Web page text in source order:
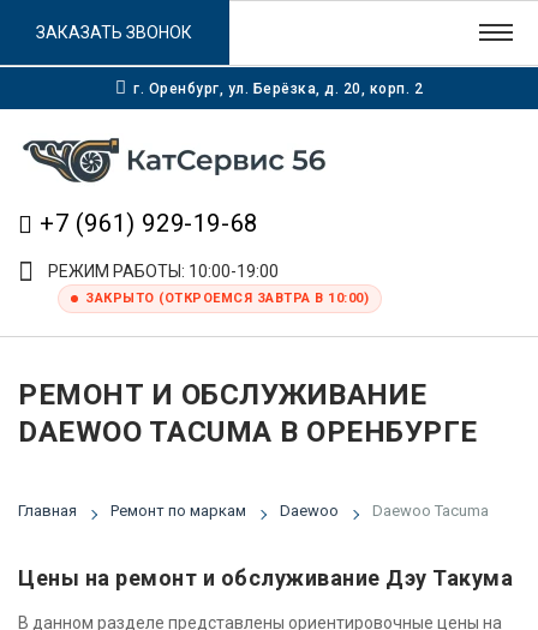
г. Оренбург, ул. Берёзка, д. 20, корп. 2
+7 (961) 929-19-68
РЕЖИМ РАБОТЫ: 10:00-19:00
ЗАКРЫТО (ОТКРОЕМСЯ ЗАВТРА В 10:00)
ЗАКАЗАТЬ ЗВОНОК
РЕМОНТ И ОБСЛУЖИВАНИЕ
DAEWOO TACUMA В ОРЕНБУРГЕ
Главная Ремонт по маркам Daewoo Daewoo Tacuma
Цены на ремонт и обслуживание Дэу Такума
В данном разделе представлены ориентировочные цены на